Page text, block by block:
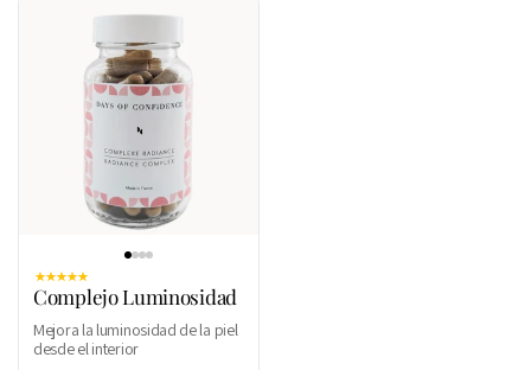
Complejo Luminosidad
Mejora la luminosidad de la piel
desde el interior